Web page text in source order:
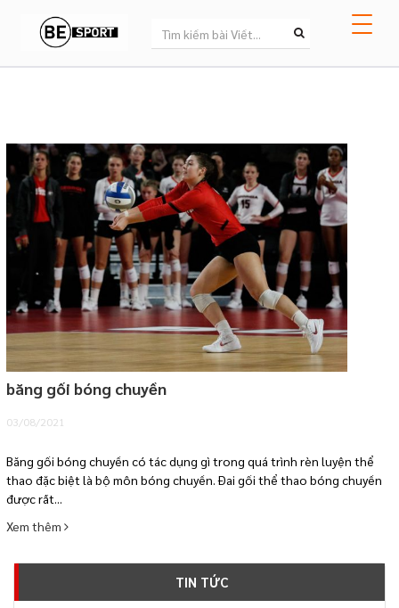
băng gối bóng chuyền
03/08/2021
Băng gối bóng chuyền có tác dụng gì trong quá trình rèn luyện thể
thao đặc biệt là bộ môn bóng chuyền. Đai gối thể thao bóng chuyền
được rất...
Xem thêm
TIN TỨC